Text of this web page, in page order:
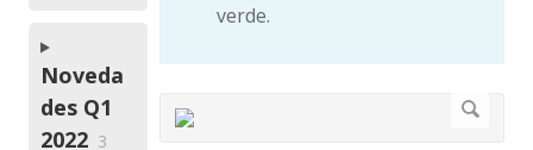
verde.
Noveda
des Q1
2022 3